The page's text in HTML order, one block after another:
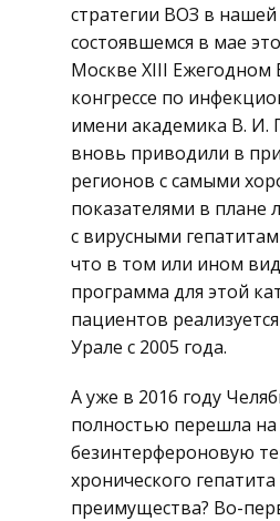
стратегии ВОЗ в нашей
состоявшемся в мае
Москве XIII Ежегодном
конгрессе по
имени академика В. И.
вновь приводили в
регионов с самыми
показателями в плане
с вирусными
что в том или ином
программа для этой
пациентов
Урале с 2005 года.
А уже в 2016 году
полностью перешла на
безинтерфероновую
хронического
преимущества? Во-